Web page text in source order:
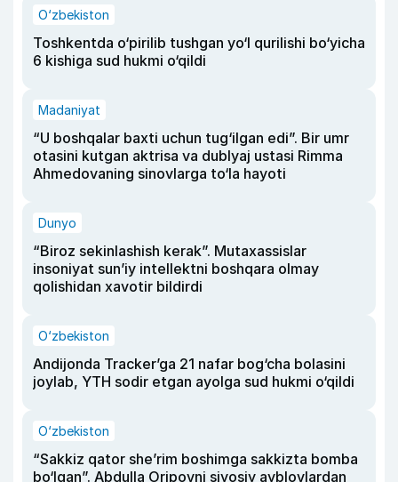
O‘zbekiston
Toshkentda o‘pirilib tushgan yo‘l qurilishi bo‘yicha
6 kishiga sud hukmi o‘qildi
Madaniyat
“U boshqalar baxti uchun tug‘ilgan edi”. Bir umr
otasini kutgan aktrisa va dublyaj ustasi Rimma
Ahmedovaning sinovlarga to‘la hayoti
Dunyo
“Biroz sekinlashish kerak”. Mutaxassislar
insoniyat sun’iy intellektni boshqara olmay
qolishidan xavotir bildirdi
O‘zbekiston
Andijonda Tracker’ga 21 nafar bog‘cha bolasini
joylab, YTH sodir etgan ayolga sud hukmi o‘qildi
O‘zbekiston
“Sakkiz qator she’rim boshimga sakkizta bomba
bo‘lgan”. Abdulla Oripovni siyosiy ayblovlardan